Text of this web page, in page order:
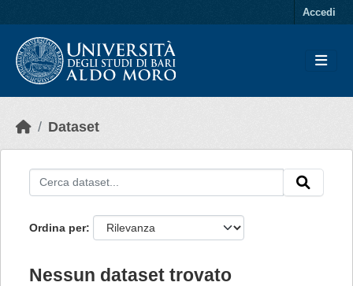
Accedi
Dataset
Ordina per
Nessun dataset trovato